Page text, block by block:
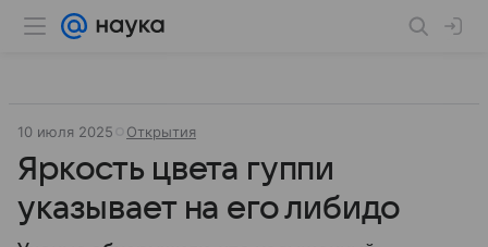
10 июля 2025 Открытия
Яркость цвета гуппи
указывает на его либидо